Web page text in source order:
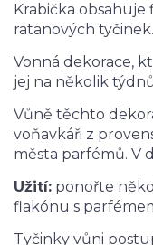
Krabička
ratanových tyčinek.
Vonná dekorace,
jej na několik
Vůně těchto
voňavkáři z
města parfémů. V
Užití: ponořte
flakónu s
Tyčinky vůni